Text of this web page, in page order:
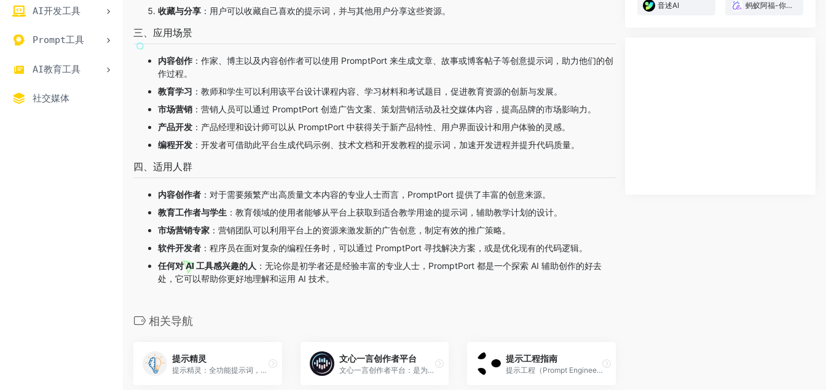
AI开发工具
Prompt工具
AI教育工具
社交媒体
收藏与分享 ：用户可以收藏自己喜欢的提示词，并与其他用户分享这些资源。
三、应用场景
内容创作 ：作家、博主以及内容创作者可以使用 PromptPort 来生成文章、故事或博客帖子等创意提示词，助力他们的创
作过程。
教育学习 ：教师和学生可以利用该平台设计课程内容、学习材料和考试题目，促进教育资源的创新与发展。
市场营销 ：营销人员可以通过 PromptPort 创造广告文案、策划营销活动及社交媒体内容，提高品牌的市场影响力。
产品开发 ：产品经理和设计师可以从 PromptPort 中获得关于新产品特性、用户界面设计和用户体验的灵感。
编程开发 ：开发者可借助此平台生成代码示例、技术文档和开发教程的提示词，加速开发进程并提升代码质量。
四、适用人群
内容创作者 ：对于需要频繁产出高质量文本内容的专业人士而言，PromptPort 提供了丰富的创意来源。
教育工作者与学生 ：教育领域的使用者能够从平台上获取到适合教学用途的提示词，辅助教学计划的设计。
市场营销专家 ：营销团队可以利用平台上的资源来激发新的广告创意，制定有效的推广策略。
软件开发者 ：程序员在面对复杂的编程任务时，可以通过 PromptPort 寻找解决方案，或是优化现有的代码逻辑。
任何对 AI 工具感兴趣的人 ：无论你是初学者还是经验丰富的专业人士，PromptPort 都是一个探索 AI 辅助创作的好去
处，它可以帮助你更好地理解和运用 AI 技术。
相关导航
提示精灵
提示精灵：全功能提示词，全面提升创造力和工作效率！
文心一言创作者平台
文心一言创作者平台：是为文心一言创作者提供服务的平台，它可以帮助你将创意通过AI快速实现。
提示工程指南
提示工程（Prompt Engineering）是一门较新的学科，关注提示词开发和优化，帮助用户将大语言模型（Large Language Model, LLM）用于各场景和研究领域。 掌握了提示工程相关技能将有助于用户更好地了解大型语言模型的能力和局限性。
音述AI 蚂蚁阿福-你的AI医生朋友